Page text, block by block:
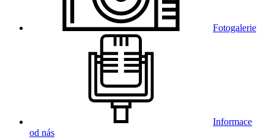
Fotogalerie
Informace
od nás